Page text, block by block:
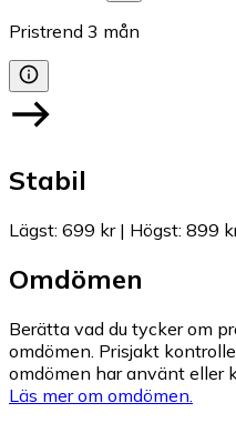
Pristrend 3 mån
Stabil
Lägst: 699 kr| Högst: 899
Omdömen
Berätta vad du tycker om
omdömen. Prisjakt
omdömen har använt eller
Läs mer om omdömen.